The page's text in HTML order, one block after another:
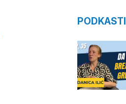
PODKASTI